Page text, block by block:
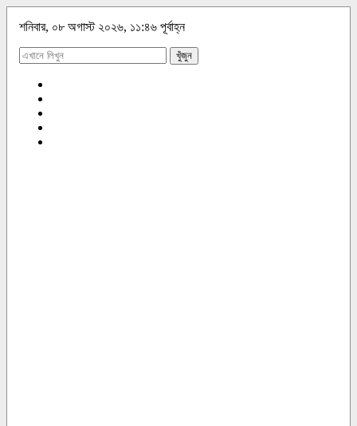
শনিবার, ০৮ অগাস্ট ২০২৬, ১১:৪৬ পূর্বাহ্ন
খুঁজুন